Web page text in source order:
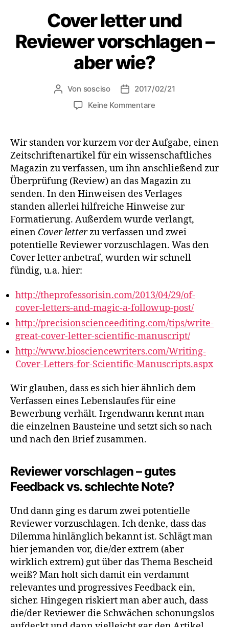
Cover letter und
Reviewer vorschlagen –
aber wie?
Beitragsautor
Von sosciso Veröffentlichungsdatum
2017/02/21
Keine Kommentarezu
und
Reviewer
vorschlagen
–
aber
wie?
Wir standen vor kurzem vor der Aufgabe, einen
Zeitschriftenartikel für ein wissenschaftliches
Magazin zu verfassen, um ihn anschließend zur
Überprüfung (Review) an das Magazin zu
senden. In den Hinweisen des Verlages
standen allerlei hilfreiche Hinweise zur
Formatierung. Außerdem wurde verlangt,
einen Cover letterzu verfassen und zwei
potentielle Reviewer vorzuschlagen. Was den
Cover letter anbetraf, wurden wir schnell
fündig, u.a. hier:
http://theprofessorisin.com/2013/04/29/of-
cover-letters-and-magic-a-followup-post/
http://precisionscienceediting.com/tips/write-
great-cover-letter-scientific-manuscript/
http://www.biosciencewriters.com/Writing-
Cover-Letters-for-Scientific-Manuscripts.aspx
Wir glauben, dass es sich hier ähnlich dem
Verfassen eines Lebenslaufes für eine
Bewerbung verhält. Irgendwann kennt man
die einzelnen Bausteine und setzt sich so nach
und nach den Brief zusammen.
Reviewer vorschlagen – gutes
Feedback vs. schlechte Note?
Und dann ging es darum zwei potentielle
Reviewer vorzuschlagen. Ich denke, dass das
Dilemma hinlänglich bekannt ist. Schlägt man
hier jemanden vor, die/der extrem (aber
wirklich extrem) gut über das Thema Bescheid
weiß? Man holt sich damit ein verdammt
relevantes und progressives Feedback ein,
sicher. Hingegen riskiert man aber auch, dass
die/der Reviewer die Schwächen schonungslos